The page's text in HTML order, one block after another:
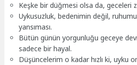
Keşke bir düğmesi olsa da, geceleri
Uykusuzluk, bedenimin değil,
yansıması.
Bütün günün yorgunluğu geceye
sadece bir hayal.
Düşüncelerim o kadar hızlı ki, uyku